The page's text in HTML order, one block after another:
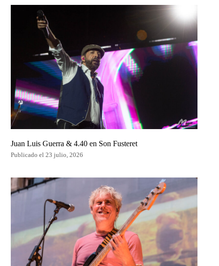
Juan Luis Guerra & 4.40 en Son Fusteret
Publicado el 23 julio, 2026